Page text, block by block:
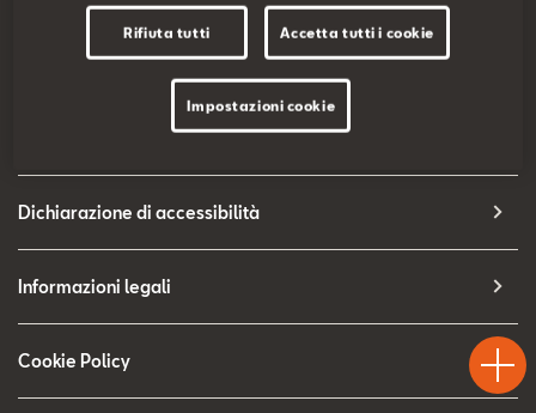
Business
SEAT Usato Certificato
Contatti
Configuratore
Configuratore
Dichiarazione di accessibilità
Informazioni legali
Cookie Policy
Test
Drive
Chiama
Rifiuta tutti Accetta tutti i cookie
Impostazioni cookie